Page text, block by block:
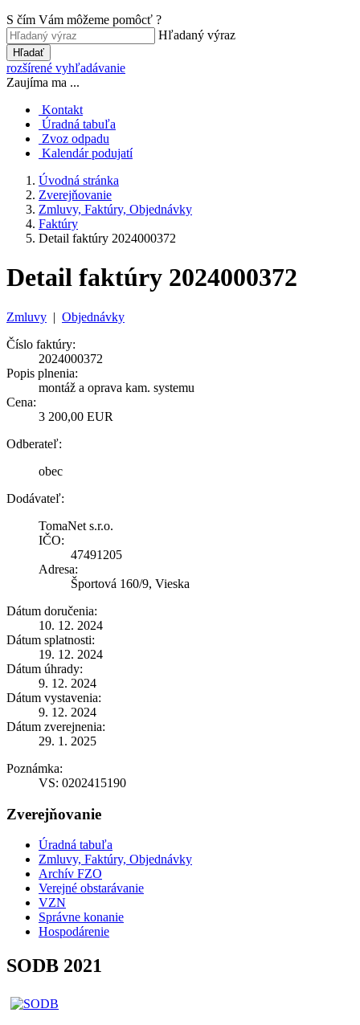
S čím Vám môžeme pomôcť ?
Hľadaný výraz
Hľadať
rozšírené vyhľadávanie
Zaujíma ma ...
Kontakt
Úradná tabuľa
Zvoz odpadu
Kalendár podujatí
Úvodná stránka
Zverejňovanie
Zmluvy, Faktúry, Objednávky
Faktúry
Detail faktúry 2024000372
Detail faktúry 2024000372
Zmluvy | Objednávky
Číslo faktúry:
2024000372
Popis plnenia:
montáž a oprava kam. systemu
Cena:
3 200,00 EUR
Odberateľ:
obec
Dodávateľ:
TomaNet s.r.o.
IČO:
47491205
Adresa:
Športová 160/9, Vieska
Dátum doručenia:
10. 12. 2024
Dátum splatnosti:
19. 12. 2024
Dátum úhrady:
9. 12. 2024
Dátum vystavenia:
9. 12. 2024
Dátum zverejnenia:
29. 1. 2025
Poznámka:
VS: 0202415190
Zverejňovanie
Úradná tabuľa
Zmluvy, Faktúry, Objednávky
Archív FZO
Verejné obstarávanie
VZN
Správne konanie
Hospodárenie
SODB 2021